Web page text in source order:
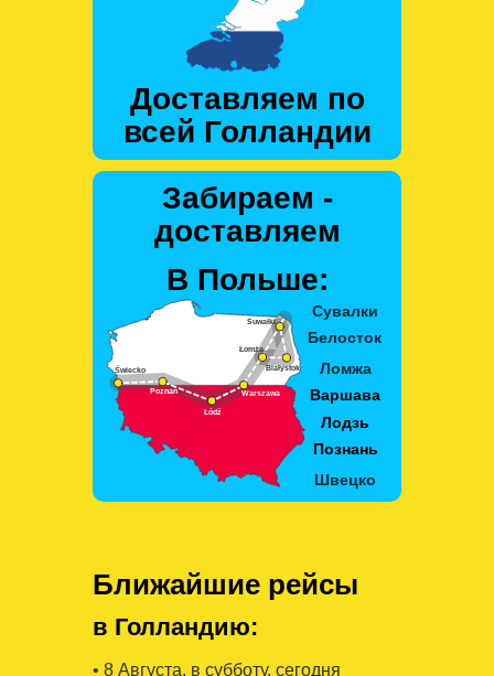
Доставляем по
всей Голландии
Забираем -
доставляем
В Польше:
Ближайшие рейсы
в Голландию:
• 8 Августa, в субботу, сегодня